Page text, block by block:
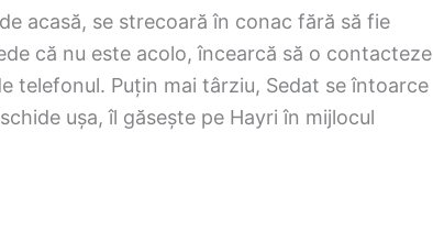
acasă, se strecoară în conac fără să fie
că nu este acolo, încearcă să o contacteze
telefonul. Puțin mai târziu, Sedat se întoarce
ușa, îl găsește pe Hayri în mijlocul